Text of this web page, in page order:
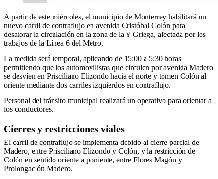
A partir de este miércoles, el municipio de Monterrey habilitará un
nuevo carril de contraflujo en avenida Cristóbal Colón para
desatorar la circulación en la zona de la Y Griega, afectada por los
trabajos de la Línea 6 del Metro.
La medida será temporal, aplicando de 15:00 a 5:30 horas,
permitiendo que los automovilistas que circulen por avenida Madero
se desvíen en Prisciliano Elizondo hacia el norte y tomen Colón al
oriente mediante dos carriles izquierdos en contraflujo.
Personal del tránsito municipal realizará un operativo para orientar a
los conductores.
Cierres y restricciones viales
El carril de contraflujo se implementa debido al cierre parcial de
Madero, entre Prisciliano Elizondo y Colón, y la restricción de
Colón en sentido oriente a poniente, entre Flores Magón y
Prolongación Madero.